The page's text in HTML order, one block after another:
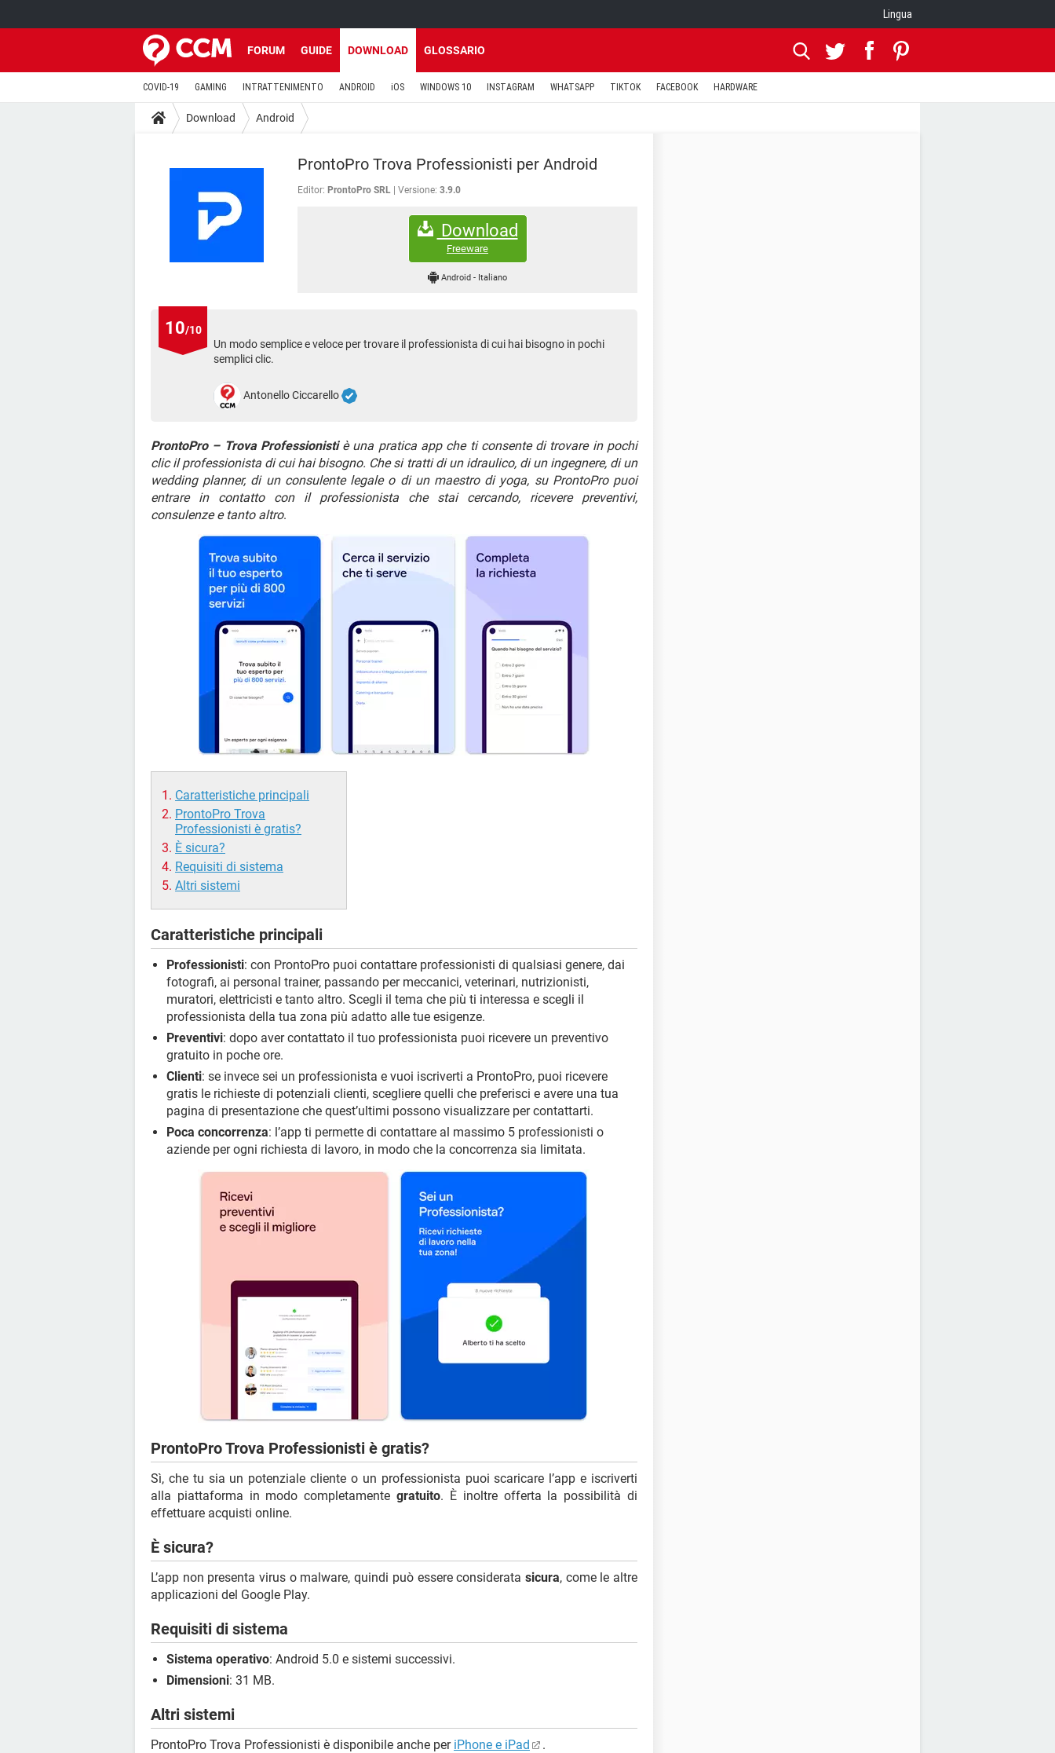
Lingua
FORUM GUIDE DOWNLOAD GLOSSARIO
COVID-19 GAMING INTRATTENIMENTO ANDROID iOS WINDOWS 10 INSTAGRAM WHATSAPP TIKTOK FACEBOOK HARDWARE
Download Android
ProntoPro Trova Professionisti per Android
Editor: ProntoPro SRL Versione: 3.9.0
Download
Freeware
Android- Italiano
10/10
Un modo semplice e veloce per trovare il professionista di cui hai bisogno in pochi
semplici clic.
Antonello Ciccarello
ProntoPro – Trova Professionistiè una pratica app che ti consente di trovare in pochi
clic il professionista di cui hai bisogno. Che si tratti di un idraulico, di un ingegnere, di un
wedding planner, di un consulente legale o di un maestro di yoga, su ProntoPro puoi
entrare in contatto con il professionista che stai cercando, ricevere preventivi,
consulenze e tanto altro.
Caratteristiche principali
ProntoPro Trova
Professionisti è gratis?
È sicura?
Requisiti di sistema
Altri sistemi
Caratteristiche principali
Professionisti: con ProntoPro puoi contattare professionisti di qualsiasi genere, dai
fotografi, ai personal trainer, passando per meccanici, veterinari, nutrizionisti,
muratori, elettricisti e tanto altro. Scegli il tema che più ti interessa e scegli il
professionista della tua zona più adatto alle tue esigenze.
Preventivi: dopo aver contattato il tuo professionista puoi ricevere un preventivo
gratuito in poche ore.
Clienti: se invece sei un professionista e vuoi iscriverti a ProntoPro, puoi ricevere
gratis le richieste di potenziali clienti, scegliere quelli che preferisci e avere una tua
pagina di presentazione che quest’ultimi possono visualizzare per contattarti.
Poca concorrenza: l’app ti permette di contattare al massimo 5 professionisti o
aziende per ogni richiesta di lavoro, in modo che la concorrenza sia limitata.
ProntoPro Trova Professionisti è gratis?
Sì, che tu sia un potenziale cliente o un professionista puoi scaricare l’app e iscriverti
alla piattaforma in modo completamentegratuito. È inoltre offerta la possibilità di
effettuare acquisti online.
È sicura?
L’app non presenta virus o malware, quindi può essere considerata sicura, come le altre
applicazioni del Google Play.
Requisiti di sistema
Sistema operativo: Android 5.0 e sistemi successivi.
Dimensioni: 31 MB.
Altri sistemi
ProntoPro Trova Professionisti è disponibile anche per iPhone e iPad .